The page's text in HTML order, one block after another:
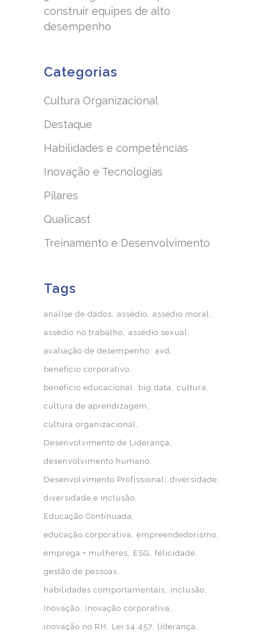
construir equipes de alto
desempenho
Categorias
Cultura Organizacional
Destaque
Habilidades e competências
Inovação e Tecnologias
Pilares
Qualicast
Treinamento e Desenvolvimento
Tags
análise de dados assédio assédio moral
assédio no trabalho assédio sexual
avaliação de desempenho avd
benefício corporativo
benefício educacional big data cultura
cultura de aprendizagem
cultura organizacional
Desenvolvimento de Liderança
desenvolvimento humano
Desenvolvimento Profissional diversidade
diversidade e inclusão
Educação Continuada
educação corporativa empreendedorismo
emprega + mulheres ESG felicidade
gestão de pessoas
habilidades comportamentais inclusão
Inovação inovação corporativa
inovação no RH Lei 14.457 liderança